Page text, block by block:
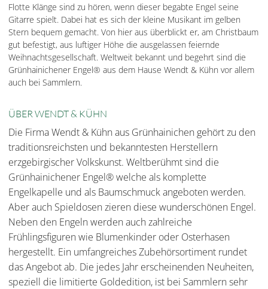
Flotte Klänge sind zu hören, wenn dieser begabte Engel seine
Gitarre spielt. Dabei hat es sich der kleine Musikant im gelben
Stern bequem gemacht. Von hier aus überblickt er, am Christbaum
gut befestigt, aus luftiger Höhe die ausgelassen feiernde
Weihnachtsgesellschaft. Weltweit bekannt und begehrt sind die
Grünhainichener Engel® aus dem Hause Wendt & Kühn vor allem
auch bei Sammlern.
ÜBER WENDT & KÜHN
Die Firma Wendt & Kühn aus Grünhainichen gehört zu den
traditionsreichsten und bekanntesten Herstellern
erzgebirgischer Volkskunst. Weltberühmt sind die
Grünhainichener Engel® welche als komplette
Engelkapelle und als Baumschmuck angeboten werden.
Aber auch Spieldosen zieren diese wunderschönen Engel.
Neben den Engeln werden auch zahlreiche
Frühlingsfiguren wie Blumenkinder oder Osterhasen
hergestellt. Ein umfangreiches Zubehörsortiment rundet
das Angebot ab. Die jedes Jahr erscheinenden Neuheiten,
speziell die limitierte Goldedition, ist bei Sammlern sehr